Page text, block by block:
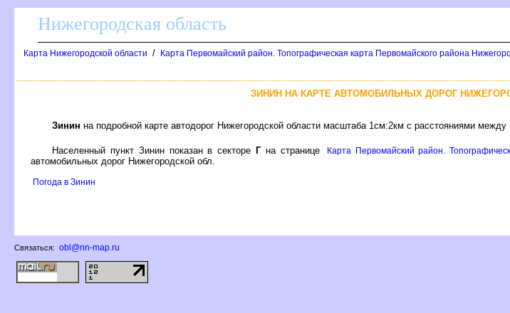
Нижегородская область
Карта Нижегородской области / Карта Первомайский район. Топографическая карта Первомайского района
ЗИНИН НА КАРТЕ АВТОМОБИЛЬНЫХ ДОРОГ
Зинин на подробной карте автодорог Нижегородской области масштаба 1см:2км с расстояниями
Населенный пункт Зинин показан в сектореГна странице Карта Первомайский район.
автомобильных дорог Нижегородской обл.
Погода в Зинин
Связаться: obl@nn-map.ru